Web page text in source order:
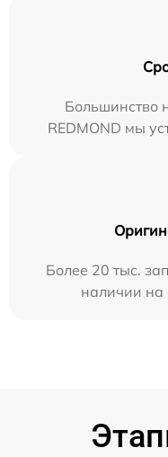
Большинство
REDMOND мы
Более 20 тыс.
наличии на